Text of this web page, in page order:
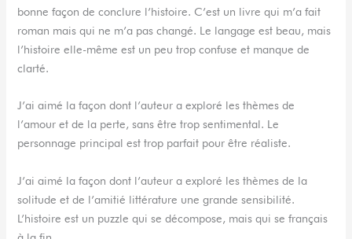
bonne façon de conclure l’histoire. C’est un livre qui m’a fait
roman mais qui ne m’a pas changé. Le langage est beau, mais
l’histoire elle-même est un peu trop confuse et manque de
clarté.
J’ai aimé la façon dont l’auteur a exploré les thèmes de
l’amour et de la perte, sans être trop sentimental. Le
personnage principal est trop parfait pour être réaliste.
J’ai aimé la façon dont l’auteur a exploré les thèmes de la
solitude et de l’amitié littérature une grande sensibilité.
L’histoire est un puzzle qui se décompose, mais qui se français